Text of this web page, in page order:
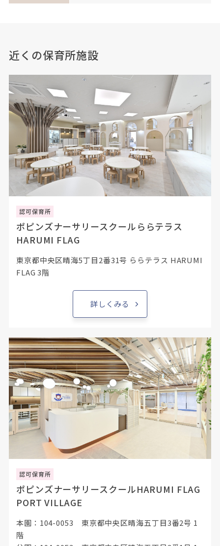
近くの保育所施設
認可保育所
ポピンズナーサリースクールららテラス
HARUMI FLAG
東京都中央区晴海5丁目2番31号 ららテラス HARUMI
FLAG 3階
詳しくみる
認可保育所
ポピンズナーサリースクールHARUMI FLAG
PORT VILLAGE
本園：104-0053 東京都中央区晴海五丁目3番2号 1
階